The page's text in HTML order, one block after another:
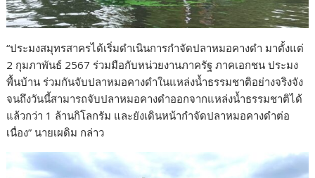
“ประมงสมุทรสาครได้เริ่มดำเนินการกำจัดปลาหมอคางดำ มาตั้งแต่
2 กุมภาพันธ์ 2567 ร่วมมือกับหน่วยงานภาครัฐ ภาคเอกชน ประมง
พื้นบ้าน ร่วมกันจับปลาหมอคางดำในแหล่งน้ำธรรมชาติอย่างจริงจัง
จนถึงวันนี้สามารถจับปลาหมอคางดำออกจากแหล่งน้ำธรรมชาติได้
แล้วกว่า 1 ล้านกิโลกรัม และยังเดินหน้ากำจัดปลาหมอคางดำต่อ
เนื่อง” นายเผดิม กล่าว